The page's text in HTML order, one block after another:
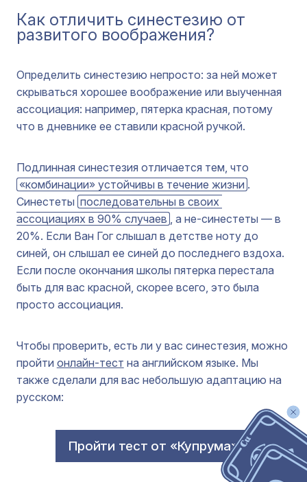
Как отличить синестезию от
развитого воображения?
Определить синестезию непросто: за ней может
скрываться хорошее воображение или выученная
ассоциация: например, пятерка красная, потому
что в дневнике ее ставили красной ручкой.
Подлинная синестезия отличается тем, что
«комбинации» устойчивы в течение жизни .
Синестеты последовательны в своих
ассоциациях в 90% случаев , а не-синестеты — в
20%. Если Ван Гог слышал в детстве ноту до
синей, он слышал ее синей до последнего вздоха.
Если после окончания школы пятерка перестала
быть для вас красной, скорее всего, это была
просто ассоциация.
Чтобы проверить, есть ли у вас синестезия, можно
пройти онлайн-тест на английском языке. Мы
также сделали для вас небольшую адаптацию на
русском:
Пройти тест от «Купрума»